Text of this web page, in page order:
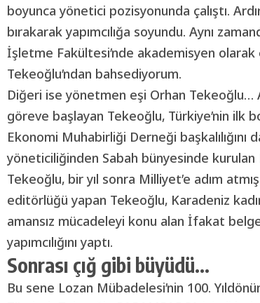
boyunca yönetici pozisyonunda çalıştı.
bırakarak yapımcılığa soyundu. Aynı
İşletme Fakültesi’nde akademisyen olarak
Tekeoğlu’ndan bahsediyorum.
Diğeri ise yönetmen eşi Orhan Tekeoğlu…
göreve başlayan Tekeoğlu, Türkiye’nin ilk
Ekonomi Muhabirliği Derneği
yöneticiliğinden Sabah bünyesinde
Tekeoğlu, bir yıl sonra Milliyet’e adım
editörlüğü yapan Tekeoğlu, Karadeniz
amansız mücadeleyi konu alan İfakat
yapımcılığını yaptı.
Sonrası çığ gibi büyüdü…
Bu sene Lozan Mübadelesi’nin 100.